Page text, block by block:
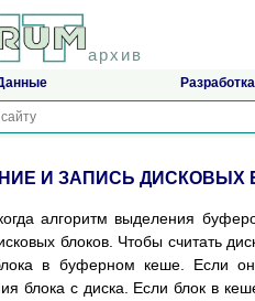
архив
Разработка
И ЗАПИСЬ ДИСКОВЫХ
алгоритм выделения
блоков. Чтобы считать
в буферном кеше. Если
блока с диска. Если блок в